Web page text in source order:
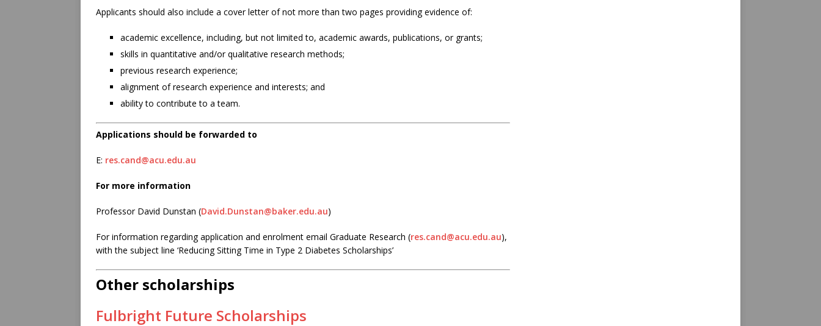
Applicants should also include a cover letter of not more than two pages providing evidence of:
academic excellence, including, but not limited to, academic awards, publications, or grants;
skills in quantitative and/or qualitative research methods;
previous research experience;
alignment of research experience and interests; and
ability to contribute to a team.
Applications should be forwarded to
E: res.cand@acu.edu.au
For more information
Professor David Dunstan (David.Dunstan@baker.edu.au)
For information regarding application and enrolment email Graduate Research (res.cand@acu.edu.au),
with the subject line ‘Reducing Sitting Time in Type 2 Diabetes Scholarships’
Other scholarships
Fulbright Future Scholarships